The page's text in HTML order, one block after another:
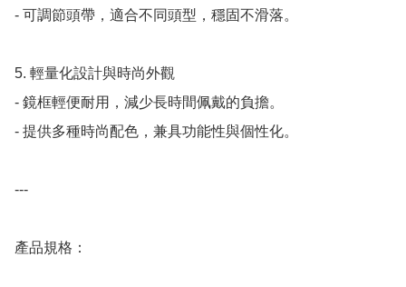
- 可調節頭帶，適合不同頭型，穩固不滑落。
5. 輕量化設計與時尚外觀
- 鏡框輕便耐用，減少長時間佩戴的負擔。
- 提供多種時尚配色，兼具功能性與個性化。
---
產品規格：